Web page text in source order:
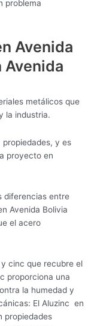
problema
Avenida
Avenida
metálicos que
la industria.
y es
proyecto en
diferencias entre
Avenida Bolivia
el acero
cinc que recubre el
proporciona una
la humedad y
El Aluzinc en
propiedades